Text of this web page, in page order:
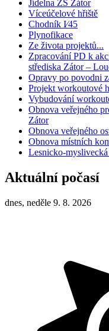
Jídelna ZŠ Zátor
Víceúčelové hřiště
Chodník I⁄45
Plynofikace
Ze života projektů...
Zpracování PD k
střediska Zátor –
Opravy po povodni
Projekt workoutové
Vybudování
Obnova veřejného
Zátor
Obnova veřejného
Obnova místních
Lesnicko-
Aktuální počasí
dnes, neděle 9. 8. 2026